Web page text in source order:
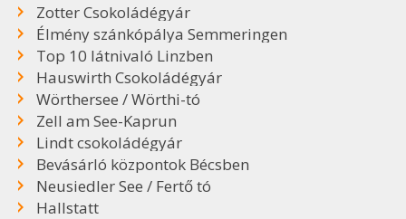
Zotter Csokoládégyár
Élmény szánkópálya Semmeringen
Top 10 látnivaló Linzben
Hauswirth Csokoládégyár
Wörthersee / Wörthi-tó
Zell am See-Kaprun
Lindt csokoládégyár
Bevásárló központok Bécsben
Neusiedler See / Fertő tó
Hallstatt